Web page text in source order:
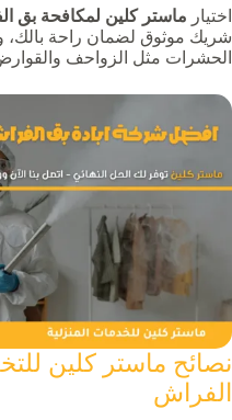
اختيار ماستر كلين لمكافحة بق
شريك موثوق لضمان راحة بالك،
الحشرات مثل الزواحف
نصائح ماستر كلين
الفراش